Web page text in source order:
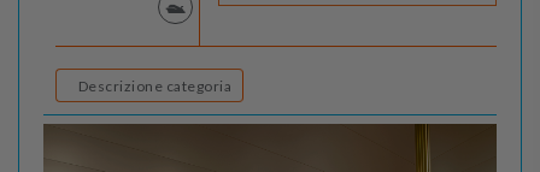
Descrizione categoria